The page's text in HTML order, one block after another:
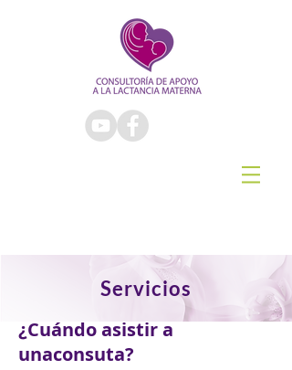
Servicios
¿Cuándo asistir a
unaconsuta?